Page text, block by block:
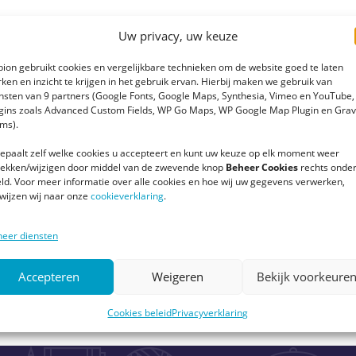
Uw privacy, uw keuze
gebruikt cookies en vergelijkbare technieken om de website goed te laten
en inzicht te krijgen in het gebruik ervan. Hierbij maken we gebruik van
van 9 partners (Google Fonts, Google Maps, Synthesia, Vimeo en
zoals Advanced Custom Fields, WP Go Maps, WP Google Map Plugin en
zelf welke cookies u accepteert en kunt uw keuze op elk moment weer
wijzigen door middel van de zwevende knop Beheer Cookies rechts
Voor meer informatie over alle cookies en hoe wij uw gegevens verwerken,
wij naar onze cookieverklaring.
diensten
Accepteren Weigeren Bekijk voorkeuren
Cookies beleidPrivacyverklaring
& Facilitaire
dat onze administratie staat als een huis? Kijk op
opde website van Steiger B